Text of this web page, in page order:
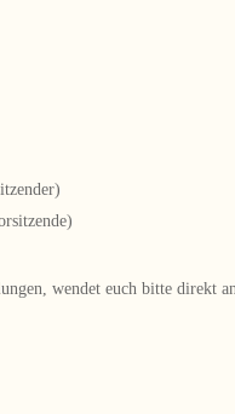
wendet euch bitte